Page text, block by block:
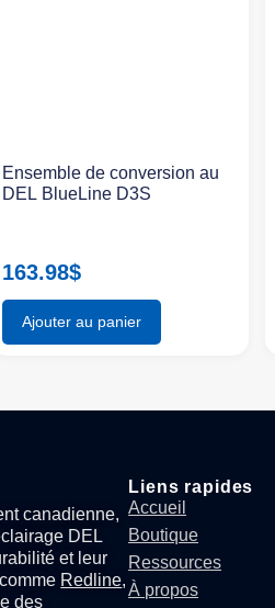
Ensemble de conversion au
DEL BlueLine D3S
163.98$
Ajouter au panier
canadienne,
DEL
et leur
Redline,
des
Liens rapides
Accueil
Boutique
Ressources
À propos